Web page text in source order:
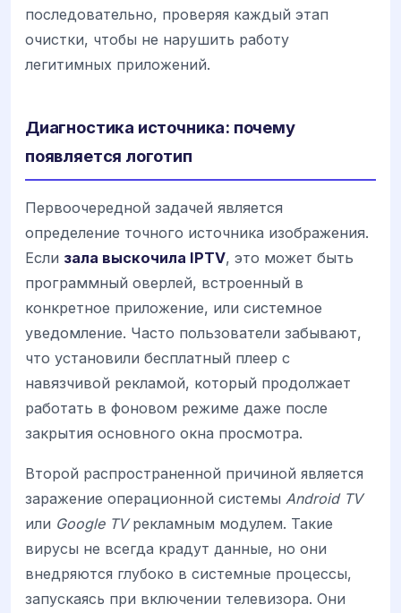
последовательно, проверяя каждый этап
очистки, чтобы не нарушить работу
легитимных приложений.
Диагностика источника: почему
появляется логотип
Первоочередной задачей является
определение точного источника изображения.
Если зала выскочила IPTV, это может быть
программный оверлей, встроенный в
конкретное приложение, или системное
уведомление. Часто пользователи забывают,
что установили бесплатный плеер с
навязчивой рекламой, который продолжает
работать в фоновом режиме даже после
закрытия основного окна просмотра.
Второй распространенной причиной является
заражение операционной системы Android TV
или Google TVрекламным модулем. Такие
вирусы не всегда крадут данные, но они
внедряются глубоко в системные процессы,
запускаясь при включении телевизора. Они